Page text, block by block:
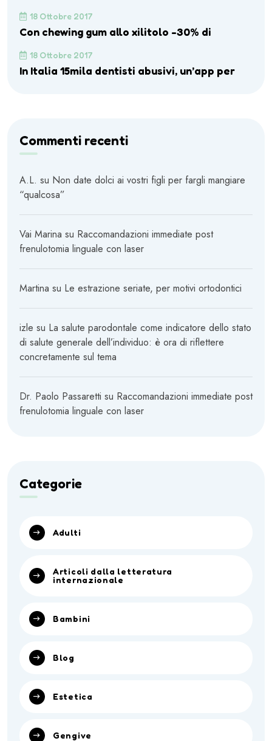
18 Ottobre 2017
Con chewing gum allo xilitolo -30% di
18 Ottobre 2017
In Italia 15mila dentisti abusivi, un’app per
Commenti recenti
A.L. su Non date dolci ai vostri figli per fargli mangiare
“qualcosa”
Vai Marina su Raccomandazioni immediate post
frenulotomia linguale con laser
Martina su Le estrazione seriate, per motivi ortodontici
izle su La salute parodontale come indicatore dello stato
di salute generale dell’individuo: è ora di riflettere
concretamente sul tema
Dr. Paolo Passaretti su Raccomandazioni immediate post
frenulotomia linguale con laser
Categorie
Adulti
Articoli dalla letteratura
internazionale
Bambini
Blog
Estetica
Gengive